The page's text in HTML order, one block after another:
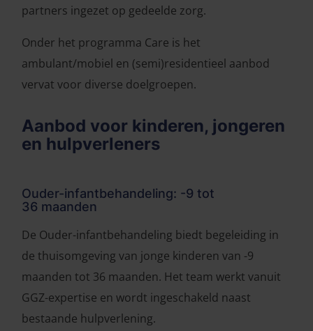
partners ingezet op gedeelde zorg.
Onder het programma Care is het
ambulant/mobiel en (semi)residentieel aanbod
vervat voor diverse doelgroepen.
Aanbod voor kinderen, jongeren
en hulpverleners
Ouder-infantbehandeling: -9 tot
36 maanden
De Ouder-infantbehandeling biedt begeleiding in
de thuisomgeving van jonge kinderen van -9
maanden tot 36 maanden. Het team werkt vanuit
GGZ-expertise en wordt ingeschakeld naast
bestaande hulpverlening.